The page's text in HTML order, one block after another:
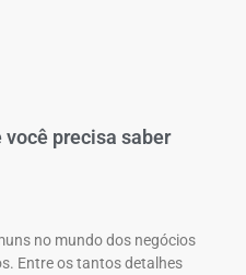
você precisa saber
no mundo dos negócios
Entre os tantos detalhes